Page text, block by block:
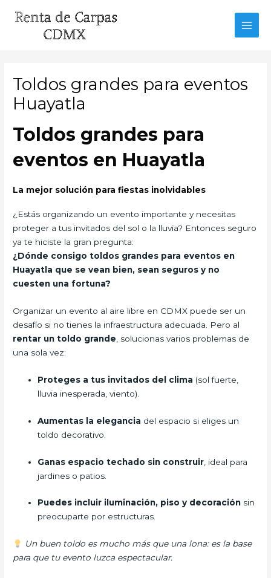
Toldos grandes para eventos
Huayatla
Toldos grandes para
eventos en Huayatla
La mejor solución para fiestas inolvidables
¿Estás organizando un evento importante y necesitas
proteger a tus invitados del sol o la lluvia? Entonces seguro
ya te hiciste la gran pregunta:
¿Dónde consigo toldos grandes para eventos en
Huayatla que se vean bien, sean seguros y no
cuesten una fortuna?
Organizar un evento al aire libre en CDMX puede ser un
desafío si no tienes la infraestructura adecuada. Pero al
rentar un toldo grande , solucionas varios problemas de
una sola vez:
Proteges a tus invitados del clima (sol fuerte,
lluvia inesperada, viento).
Aumentas la elegancia del espacio si eliges un
toldo decorativo.
Ganas espacio techado sin construir , ideal para
jardines o patios.
Puedes incluir iluminación, piso y decoración sin
preocuparte por estructuras.
Un buen toldo es mucho más que una lona: es la base
para que tu evento luzca espectacular.